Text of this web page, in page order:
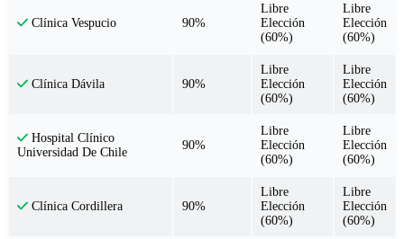
Clínica Vespucio 90%
Libre
Elección
(60%)
Libre
Elección
(60%)
Clínica Dávila 90%
Libre
Elección
(60%)
Libre
Elección
(60%)
Hospital Clínico
Universidad De Chile
90%
Libre
Elección
(60%)
Libre
Elección
(60%)
Clínica Cordillera 90%
Libre
Elección
(60%)
Libre
Elección
(60%)